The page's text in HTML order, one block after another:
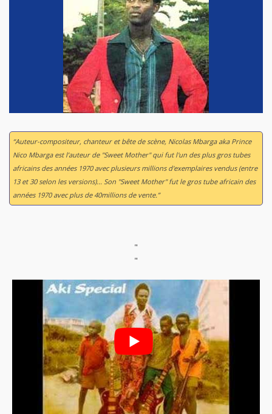
“Auteur-compositeur, chanteur et bête de scène, Nicolas Mbarga aka Prince
Nico Mbarga est l’auteur de "Sweet Mother" qui fut l'un des plus gros tubes
africains des années 1970 avec plusieurs millions d'exemplaires vendus (entre
13 et 30 selon les versions)... Son "Sweet Mother" fut le gros tube africain des
années 1970 avec plus de 40millions de vente.”
"
"